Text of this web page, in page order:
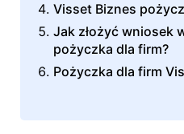
Visset Biznes
Jak złożyć wniosek
pożyczka dla firm?
Pożyczka dla firm